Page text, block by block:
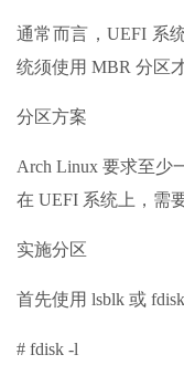
通常而言，UEFI 系
统须使用 MBR 分区
分区方案
Arch Linux 要求至少
在 UEFI 系统上，需
实施分区
首先使用 lsblk 或
# fdisk -l